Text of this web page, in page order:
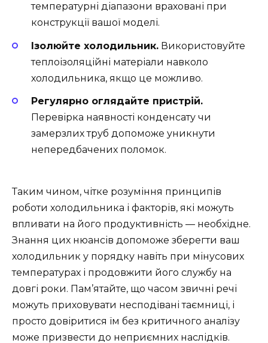
температурні діапазони враховані при
конструкції вашої моделі.
Ізолюйте холодильник. Використовуйте
теплоізоляційні матеріали навколо
холодильника, якщо це можливо.
Регулярно оглядайте пристрій.
Перевірка наявності конденсату чи
замерзлих труб допоможе уникнути
непередбачених поломок.
Таким чином, чітке розуміння принципів
роботи холодильника і факторів, які можуть
впливати на його продуктивність — необхідне.
Знання цих нюансів допоможе зберегти ваш
холодильник у порядку навіть при мінусових
температурах і продовжити його службу на
довгі роки. Пам’ятайте, що часом звичні речі
можуть приховувати несподівані таємниці, і
просто довіритися їм без критичного аналізу
може призвести до неприємних наслідків.